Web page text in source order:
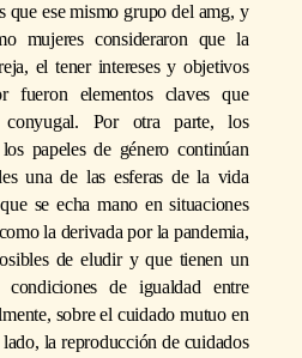
que ese mismo grupo del amg, y
mujeres consideraron que la
el tener intereses y objetivos
fueron elementos claves que
conyugal. Por otra parte, los
papeles de género continúan
una de las esferas de la vida
se echa mano en situaciones
la derivada por la pandemia,
de eludir y que tienen un
de igualdad entre
sobre el cuidado mutuo en
la reproducción de cuidados